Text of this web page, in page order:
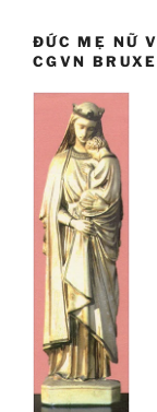
ĐỨC MẸ NỮ
CGVN